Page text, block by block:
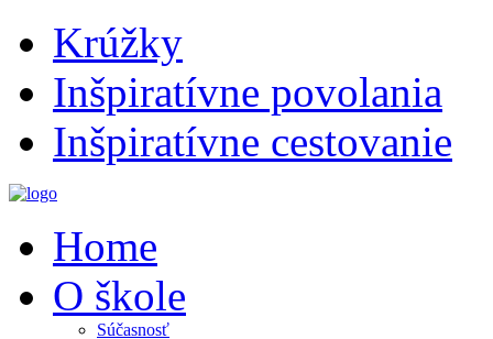
Krúžky
Inšpiratívne povolania
Inšpiratívne cestovanie
Home
O škole
Súčasnosť